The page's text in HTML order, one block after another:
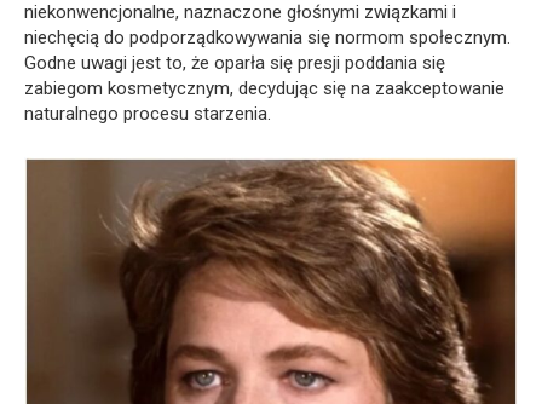
niekonwencjonalne, naznaczone głośnymi związkami i
niechęcią do podporządkowywania się normom społecznym.
Godne uwagi jest to, że oparła się presji poddania się
zabiegom kosmetycznym, decydując się na zaakceptowanie
naturalnego procesu starzenia.